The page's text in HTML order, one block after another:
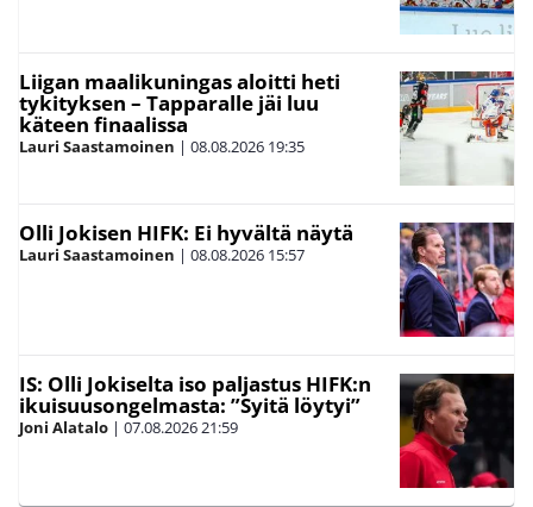
Liigan maalikuningas aloitti heti
tykityksen – Tapparalle jäi luu
käteen finaalissa
Lauri Saastamoinen | 08.08.2026 19:35
Olli Jokisen HIFK: Ei hyvältä näytä
Lauri Saastamoinen | 08.08.2026 15:57
IS: Olli Jokiselta iso paljastus HIFK:n
ikuisuusongelmasta: ”Syitä löytyi”
Joni Alatalo | 07.08.202621:59